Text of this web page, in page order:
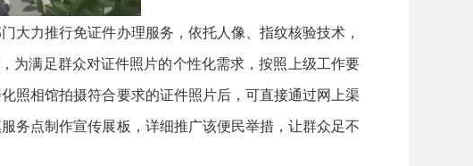
力推行免证件办理服务，依托人像、指纹核验技术，
为满足群众对证件照片的个性化需求，按照上级工作要
照相馆拍摄符合要求的证件照片后，可直接通过网上渠
务点制作宣传展板，详细推广该便民举措，让群众足不